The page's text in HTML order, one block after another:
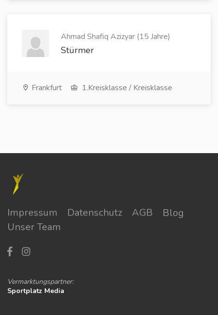
Ahmad Shafiq Azizyar (15 Jahre)
Stürmer
Frankfurt 1.Kreisklasse / Kreisklasse
Impressum Datenschutz AGB
Blog
Unser Team
Vermarktungspartner:
Sportplatz Media